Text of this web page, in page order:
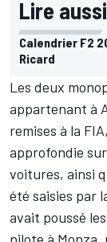
Lire
Calendrier F2
Ricard
Les deux
appartenant à
remises à la
approfondie
voitures, ainsi
été saisies par
avait poussé